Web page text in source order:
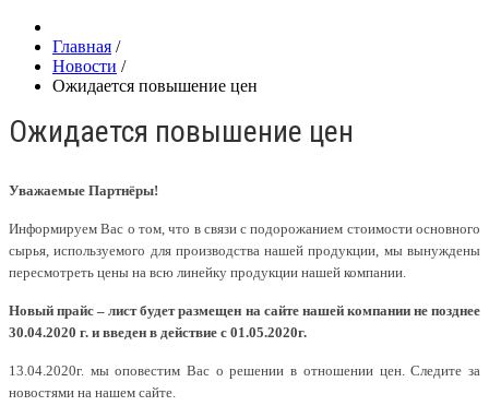
Главная /
Новости /
Ожидается повышение цен
Ожидается повышение цен
Уважаемые Партнёры!
Информируем Вас о том, что в связи с подорожанием стоимости основного
сырья, используемого для производства нашей продукции, мы вынуждены
пересмотреть цены на всю линейку продукции нашей компании.
Новый прайс – лист будет размещен на сайте нашей компании не позднее
30.04.2020 г. и введен в действие с 01.05.2020г.
13.04.2020г. мы оповестим Вас о решении в отношении цен. Следите за
новостями на нашем сайте.